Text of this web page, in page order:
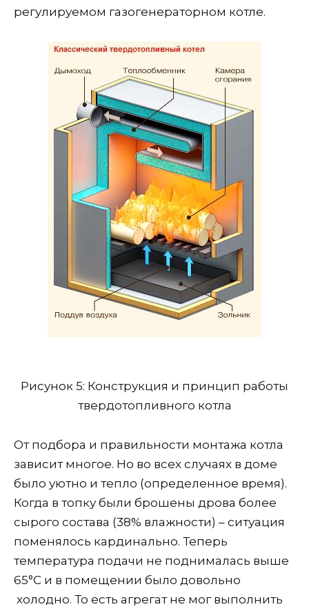
регулируемом газогенераторном котле.
Рисунок 5: Конструкция и принцип работы
твердотопливного котла
От подбора и правильности монтажа котла
зависит многое. Но во всех случаях в доме
было уютно и тепло (определенное время).
Когда в топку были брошены дрова более
сырого состава (38% влажности) – ситуация
поменялось кардинально. Теперь
температура подачи не поднималась выше
65°С и в помещении было довольно
холодно. То есть агрегат не мог выполнить